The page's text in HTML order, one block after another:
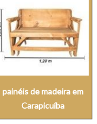
painéis de madeira em
Carapicuíba